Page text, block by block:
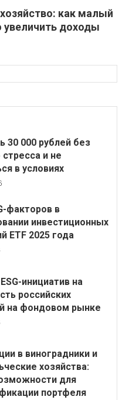
как малый
доходы
30 000 рублей без
и не
в условиях
факторов в
инвестиционных
ETF 2025 года
инициатив на
российских
на фондовом рынке
в виноградники и
хозяйства:
для
портфеля